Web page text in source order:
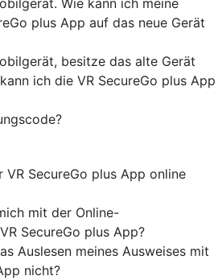
plus App auf das neue Gerät
besitze das alte Gerät
ich die VR SecureGo plus App
VR SecureGo plus App online
mit der Online-
SecureGo plus App?
Auslesen meines Ausweises mit
nicht?